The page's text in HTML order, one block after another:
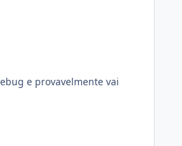
e provavelmente vai